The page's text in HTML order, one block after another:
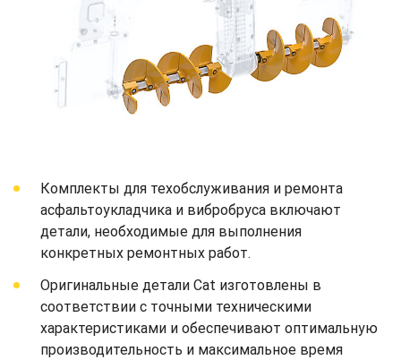
Комплекты для техобслуживания и ремонта
асфальтоукладчика и вибробруса включают
детали, необходимые для выполнения
конкретных ремонтных работ.
Оригинальные детали Cat изготовлены в
соответствии с точными техническими
характеристиками и обеспечивают оптимальную
производительность и максимальное время